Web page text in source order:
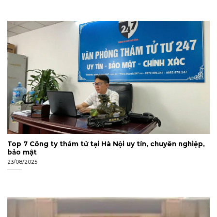
Top 7 Công ty thám tử tại Hà Nội uy tín, chuyên nghiệp,
bảo mật
23/08/2025